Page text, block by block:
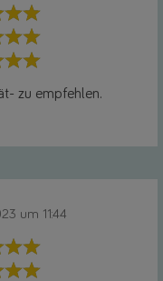
zu empfehlen.
um 11:44